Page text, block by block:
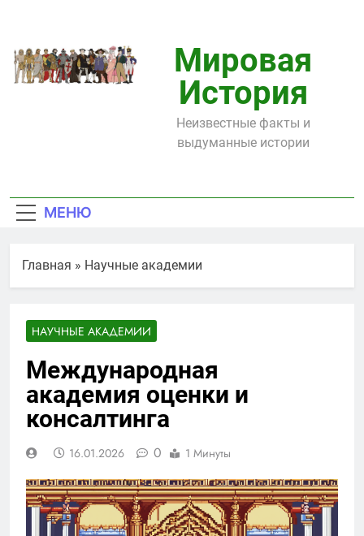
содержимому
Мировая
История
Неизвестные факты и
выдуманные истории
МЕНЮ
Главная » Научные академии
НАУЧНЫЕ АКАДЕМИИ
Международная
академия оценки и
консалтинга
16.01.2026 0 1 Минуты